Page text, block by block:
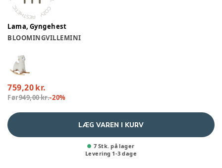
Lama, Gyngehest
BLOOMINGVILLEMINI
759,20 kr.
Før949,00 kr.-20%
LÆG VAREN I KURV
7 Stk. på lager
Levering 1-3 dage